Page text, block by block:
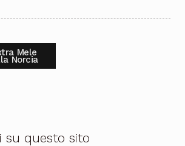
Mele
Norcia
su questo sito